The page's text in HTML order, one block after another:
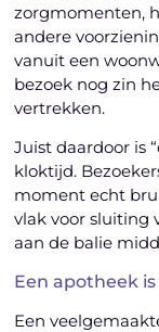
zorgmomenten,
andere
vanuit een
bezoek nog zin
vertrekken.
Juist daardoor is
kloktijd.
moment echt
vlak voor sluiting
aan de balie
Een apotheek
Een